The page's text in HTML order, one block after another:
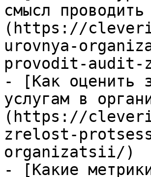
смысл
(https://
urovnya-
provodit-
- [Как оценить
услугам в
(https://
zrelost-
organizatsii/)
- [Какие